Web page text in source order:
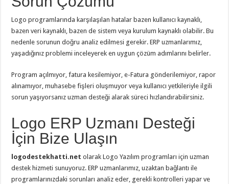
Logo programlarında karşılaşılan hatalar bazen kullanıcı kaynaklı,
bazen veri kaynaklı, bazen de sistem veya kurulum kaynaklı olabilir. Bu
nedenle sorunun doğru analiz edilmesi gerekir. ERP uzmanlarımız,
yaşadığınız problemi inceleyerek en uygun çözüm adımlarını belirler.
Program açılmıyor, fatura kesilemiyor, e-Fatura gönderilemiyor, rapor
alınamıyor, muhasebe fişleri oluşmuyor veya kullanıcı yetkileriyle ilgili
sorun yaşıyorsanız uzman desteği alarak süreci hızlandırabilirsiniz.
Logo ERP Uzmanı Desteği
İçin Bize Ulaşın
logodestekhatti.net olarak Logo Yazılım programları için uzman
destek hizmeti sunuyoruz. ERP uzmanlarımız, uzaktan bağlantı ile
programlarınızdaki sorunları analiz eder, gerekli kontrolleri yapar ve